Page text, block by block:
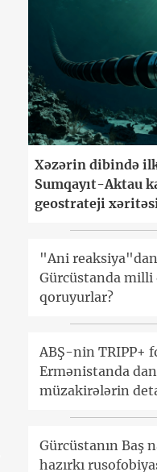
Xəzərin dibində
Sumqayıt-Aktau
geostrateji
"Ani
Gürcüstanda
qoruyurlar?
ABŞ-nin TRIPP+
Ermənistanda
müzakirələrin
Gürcüstanın
hazırkı